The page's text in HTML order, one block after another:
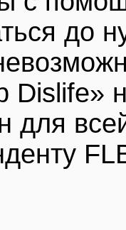
до
Dislife»
для